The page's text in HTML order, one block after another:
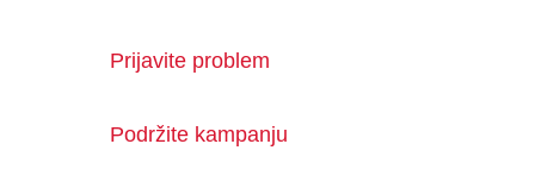
Prijavite problem
Podržite kampanju